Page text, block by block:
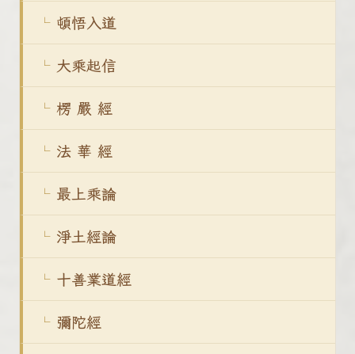
頓悟入道
大乘起信
楞 嚴 經
法 華 經
最上乘論
淨土經論
十善業道經
彌陀經